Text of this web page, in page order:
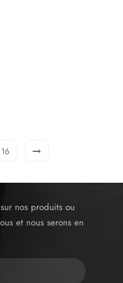
16
nos produits ou
et nous serons en